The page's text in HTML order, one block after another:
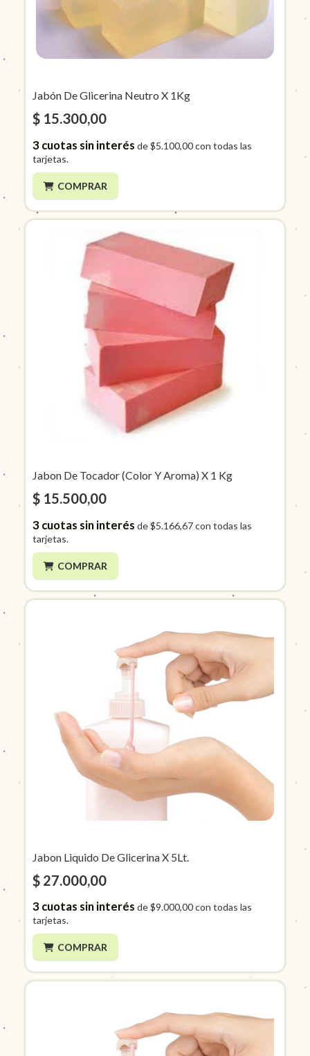
Jabón De Glicerina Neutro X 1Kg
$ 15.300,00
3cuotas sin interés de$5.100,00con todas las
tarjetas.
COMPRAR
Jabon De Tocador (Color Y Aroma) X 1 Kg
$ 15.500,00
3cuotas sin interés de$5.166,67con todas las
tarjetas.
COMPRAR
Jabon Liquido De Glicerina X 5Lt.
$ 27.000,00
3cuotas sin interés de$9.000,00con todas las
tarjetas.
COMPRAR